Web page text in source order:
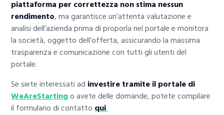
piattaforma per correttezza non stima nessun
rendimento, ma garantisce un’attenta valutazione e
analisi dell’azienda prima di proporla nel portale e monitora
la società, oggetto dell’offerta, assicurando la massima
trasparenza e comunicazione con tutti gli utenti del
portale.
Se siete interessati ad investire tramite il portale di
WeAreStartingo avete delle domande, potete compilare
il formulario di contattoqui.